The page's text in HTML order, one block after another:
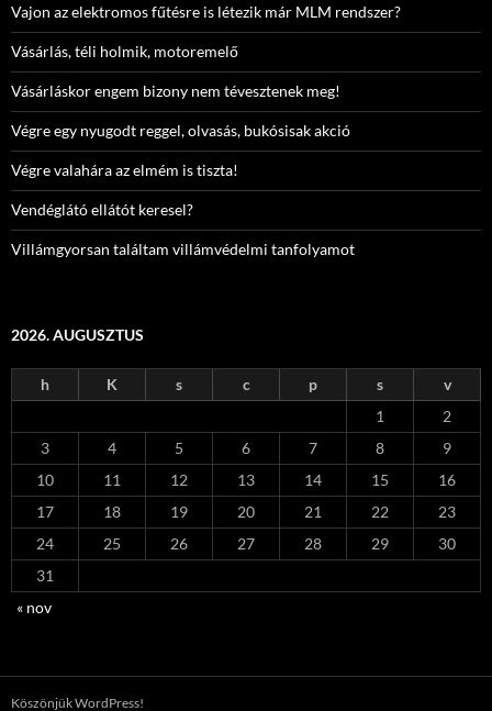
Vajon az elektromos fűtésre is létezik már MLM rendszer?
Vásárlás, téli holmik, motoremelő
Vásárláskor engem bizony nem tévesztenek meg!
Végre egy nyugodt reggel, olvasás, bukósisak akció
Végre valahára az elmém is tiszta!
Vendéglátó ellátót keresel?
Villámgyorsan találtam villámvédelmi tanfolyamot
2026. AUGUSZTUS
h K s c p s
v
1
2
3
4 5 6 7 8
9
10
11 12 13 14 15
16
17
18 19 20 21 22
23
24
25 26 27 28 29
30
31
« nov
Köszönjük WordPress!